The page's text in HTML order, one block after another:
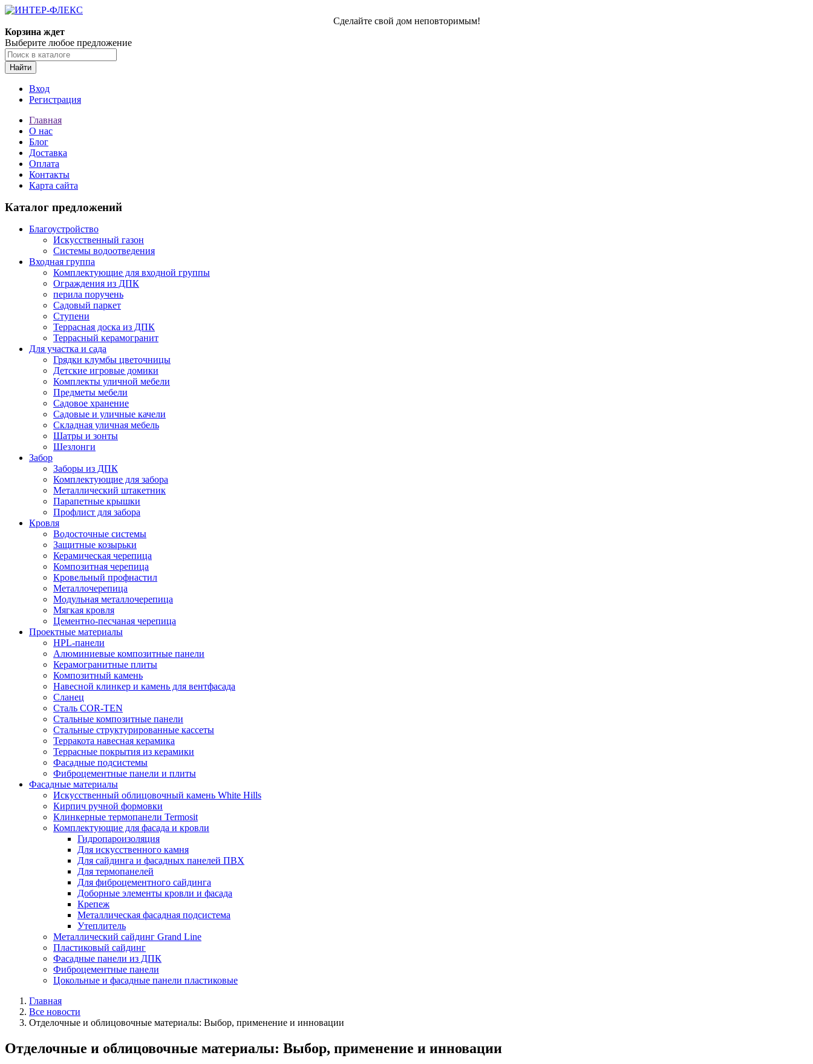
Сделайте свой дом неповторимым!
Корзина ждет
Выберите любое предложение
Найти
Вход
Регистрация
Главная
О нас
Блог
Доставка
Оплата
Контакты
Карта сайта
Каталог предложений
Благоустройство
Искусственный газон
Системы водоотведения
Входная группа
Комплектующие для входной группы
Ограждения из ДПК
перила поручень
Садовый паркет
Ступени
Террасная доска из ДПК
Террасный керамогранит
Для участка и сада
Грядки клумбы цветочницы
Детские игровые домики
Комплекты уличной мебели
Предметы мебели
Садовое хранение
Садовые и уличные качели
Складная уличная мебель
Шатры и зонты
Шезлонги
Забор
Заборы из ДПК
Комплектующие для забора
Металлический штакетник
Парапетные крышки
Профлист для забора
Кровля
Водосточные системы
Защитные козырьки
Керамическая черепица
Композитная черепица
Кровельный профнастил
Металлочерепица
Модульная металлочерепица
Мягкая кровля
Цементно-песчаная черепица
Проектные материалы
HPL-панели
Алюминиевые композитные панели
Керамогранитные плиты
Композитный камень
Навесной клинкер и камень для вентфасада
Сланец
Сталь COR-TEN
Стальные композитные панели
Стальные структурированные кассеты
Терракота навесная керамика
Террасные покрытия из керамики
Фасадные подсистемы
Фиброцементные панели и плиты
Фасадные материалы
Искусственный облицовочный камень White Hills
Кирпич ручной формовки
Клинкерные термопанели Termosit
Комплектующие для фасада и кровли
Гидропароизоляция
Для искусственного камня
Для сайдинга и фасадных панелей ПВХ
Для термопанелей
Для фиброцементного сайдинга
Доборные элементы кровли и фасада
Крепеж
Металлическая фасадная подсистема
Утеплитель
Металлический сайдинг Grand Line
Пластиковый сайдинг
Фасадные панели из ДПК
Фиброцементные панели
Цокольные и фасадные панели пластиковые
Главная
Все новости
Отделочные и облицовочные материалы: Выбор, применение и инновации
Отделочные и облицовочные материалы: Выбор, применение и инновации